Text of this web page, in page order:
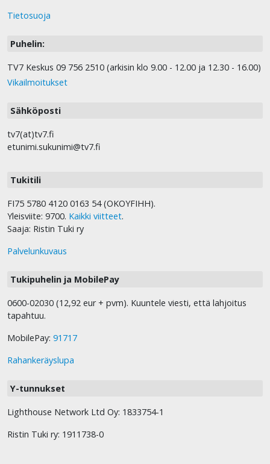
Tietosuoja
Puhelin:
TV7 Keskus 09 756 2510 (arkisin klo 9.00 - 12.00 ja 12.30 - 16.00)
Vikailmoitukset
Sähköposti
tv7(at)tv7.fi
etunimi.sukunimi@tv7.fi
Tukitili
FI75 5780 4120 0163 54 (OKOYFIHH).
Yleisviite: 9700. Kaikki viitteet.
Saaja: Ristin Tuki ry
Palvelunkuvaus
Tukipuhelin ja MobilePay
0600-02030 (12,92 eur + pvm). Kuuntele viesti, että lahjoitus
tapahtuu.
MobilePay: 91717
Rahankeräyslupa
Y-tunnukset
Lighthouse Network Ltd Oy: 1833754-1
Ristin Tuki ry: 1911738-0